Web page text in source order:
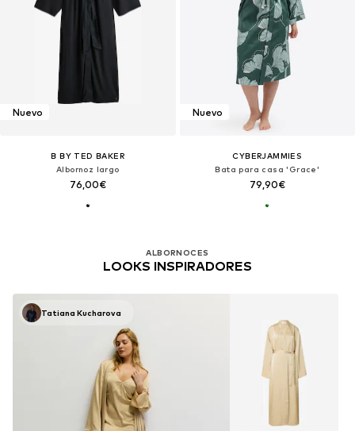
Nuevo
B BY TED BAKER
Albornoz largo
76,00€
Nuevo
CYBERJAMMIES
Bata para casa 'Grace'
79,90€
ALBORNOCES
LOOKS INSPIRADORES
Tatiana Kucharova